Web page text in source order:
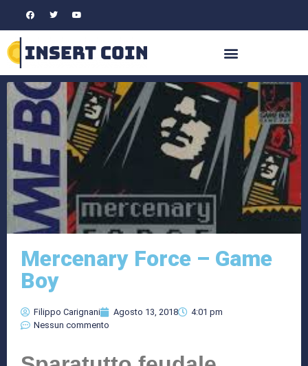
Mercenary Force – Game
Boy
Filippo Carignani Agosto 13, 2018
4:01 pm
Nessun commento